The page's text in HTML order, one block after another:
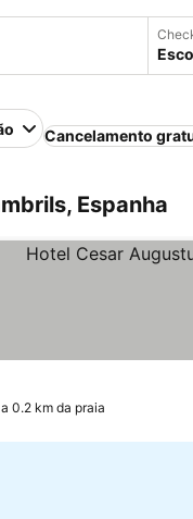
Cancelamento
Espanha
a 0.2 km da praia